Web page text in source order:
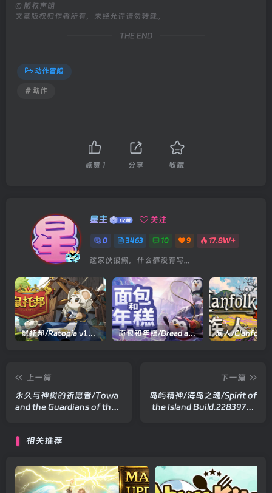
© 版权声明
文章版权归作者所有，未经允许请勿转载。
THE END
动作冒险
# 动作
点赞 1 分享 收藏
星主 关注
0 3463 10 9 17.8W+
这家伙很懒，什么都没有写...
鼠托邦/Ratopia v1.0.0530|策略模拟|容量2.9GB|官方中文版 面包和年糕/Bread and Fred Build.21411256|动作冒险|容量1.1GB|官方中文版
上一篇
永久与神树的祈愿者/Towa
and the Guardians of the
容量6.9GB|官方中文版
下一篇
岛屿精神/海岛之魂/Spirit of
the Island Build.22839717|
相关推荐